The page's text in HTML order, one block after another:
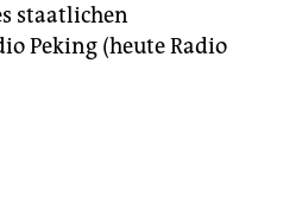
staatlichen
Peking (heute Radio